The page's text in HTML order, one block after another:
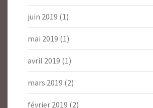
juin 2019 (1)
mai 2019 (1)
avril 2019 (1)
mars 2019 (2)
février 2019 (2)